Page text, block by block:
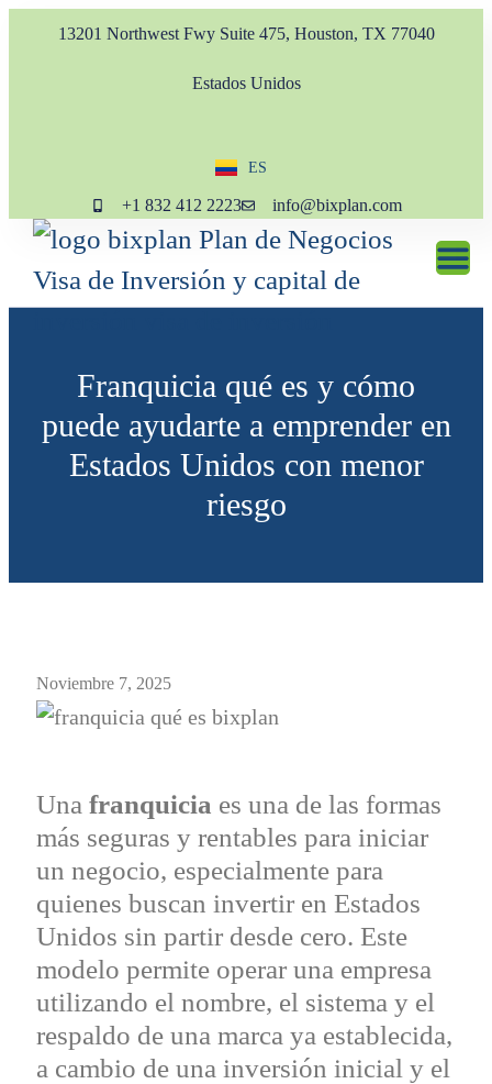
13201 Northwest Fwy Suite 475, Houston, TX 77040
Estados Unidos
ES
EN
+1 832 412 2223 info@bixplan.com
Franquicia qué es y cómo
puede ayudarte a emprender en
Estados Unidos con menor
riesgo
Noviembre 7, 2025
Una franquicia es una de las formas
más seguras y rentables para iniciar
un negocio, especialmente para
quienes buscan invertir en Estados
Unidos sin partir desde cero. Este
modelo permite operar una empresa
utilizando el nombre, el sistema y el
respaldo de una marca ya establecida,
a cambio de una inversión inicial y el